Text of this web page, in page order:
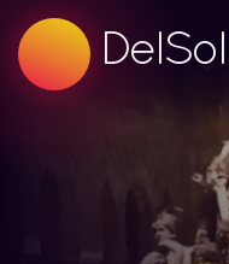
DelSol
99.5 FM